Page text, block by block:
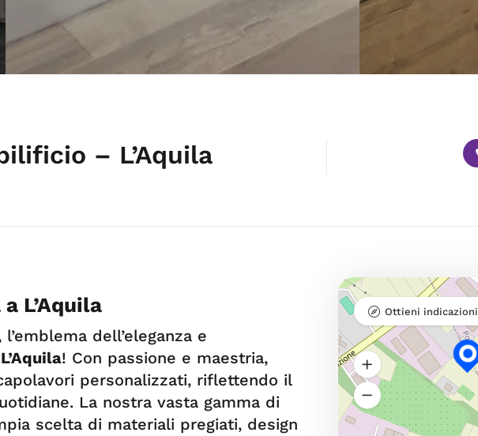
– L’Aquila
L’Aquila
dell’eleganza e
! Con passione e maestria,
personalizzati, riflettendo il
La nostra vasta gamma di
scelta di materiali pregiati, design
Ottieni indicazioni